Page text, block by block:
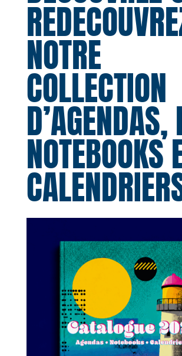
NOTRE
COLLECTION
D’AGENDAS,
NOTEBOOKS